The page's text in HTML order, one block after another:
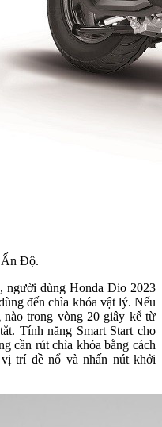
Ấn Độ.
người dùng Honda Dio 2023
đến chìa khóa vật lý. Nếu
nào trong vòng 20 giây kể từ
Tính năng Smart Start cho
cần rút chìa khóa bằng cách
trí đề nổ và nhấn nút khởi